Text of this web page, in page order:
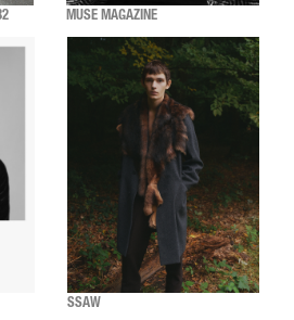
MUSE MAGAZINE
SSAW